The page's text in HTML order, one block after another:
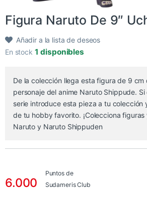
Figura Naruto De 9″
Añadir a la lista de deseos
En stock 1 disponibles
De la colección llega esta figura de 9 cm
personaje del anime Naruto Shippude.
serie introduce esta pieza a tu colección
de tu hobby favorito. ¡Colecciona
Naruto y Naruto Shippuden
6.000
Puntos de
Sudameris Club